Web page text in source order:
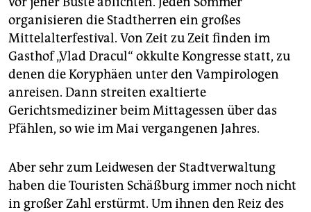
organisieren die Stadtherren ein großes
Mittelalterfestival. Von Zeit zu Zeit finden im
Gasthof „Vlad Dracul“ okkulte Kongresse statt, zu
denen die Koryphäen unter den Vampirologen
anreisen. Dann streiten exaltierte
Gerichtsmediziner beim Mittagessen über das
Pfählen, so wie im Mai vergangenen Jahres.
Aber sehr zum Leidwesen der Stadtverwaltung
haben die Touristen Schäßburg immer noch nicht
in großer Zahl erstürmt. Um ihnen den Reiz des